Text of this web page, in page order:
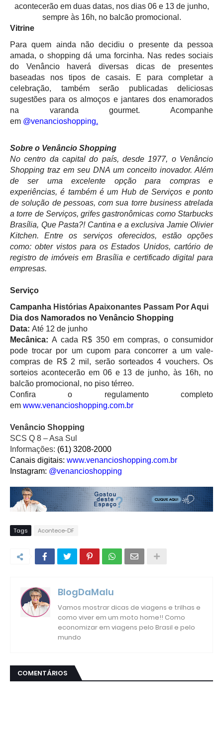
acontecerão em duas datas, nos dias 06 e 13 de junho,
sempre às 16h, no balcão promocional.
Vitrine
Para quem ainda não decidiu o presente da pessoa
amada, o shopping dá uma forcinha. Nas redes sociais
do Venâncio haverá diversas dicas de presentes
baseadas nos tipos de casais. E para completar a
celebração, também serão publicadas deliciosas
sugestões para os almoços e jantares dos enamorados
na varanda gourmet. Acompanhe
em @venancioshopping.
Sobre o Venâncio Shopping
No centro da capital do país, desde 1977, o Venâncio
Shopping traz em seu DNA um conceito inovador. Além
de ser uma excelente opção para compras e
experiências, é também é um Hub de Serviços e ponto
de solução de pessoas, com sua torre business atrelada
a torre de Serviços, grifes gastronômicas como Starbucks
Brasília, Que Pasta?! Cantina e a exclusiva Jamie Olivier
Kitchen. Entre os serviços oferecidos, estão opções
como: obter vistos para os Estados Unidos, cartório de
registro de imóveis em Brasília e certificado digital para
empresas.
Serviço
Campanha Histórias Apaixonantes Passam Por Aqui
Dia dos Namorados no Venâncio Shopping
Data: Até 12 de junho
Mecânica: A cada R$ 350 em compras, o consumidor
pode trocar por um cupom para concorrer a um vale-
compras de R$ 2 mil, serão sorteados 4 vouchers. Os
sorteios acontecerão em 06 e 13 de junho, às 16h, no
balcão promocional, no piso térreo.
Confira o regulamento completo
em www.venancioshopping.com.br
Venâncio Shopping
SCS Q 8 – Asa Sul
Informações: (61) 3208-2000
Canais digitais: www.venancioshopping.com.br
Instagram: @venancioshopping
Tags Acontece-DF
BlogDaMalu
Vamos mostrar dicas de viagens e trilhas e
como viver em um moto home!! Como
economizar em viagens pelo Brasil e pelo
mundo
COMENTÁRIOS